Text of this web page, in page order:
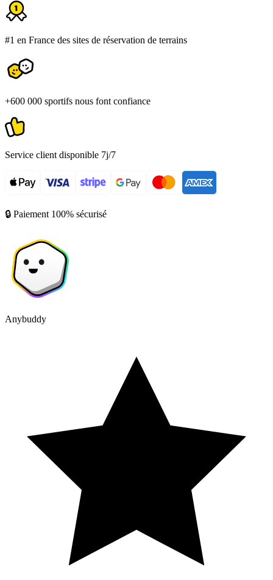
#1 en France des sites de réservation de terrains
+600 000 sportifs nous font confiance
Service client disponible 7j/7
🔒 Paiement 100% sécurisé
Anybuddy